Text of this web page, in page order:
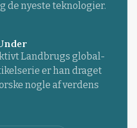
de nyeste teknologier.
Landbrugs global-
er han draget
nogle af verdens